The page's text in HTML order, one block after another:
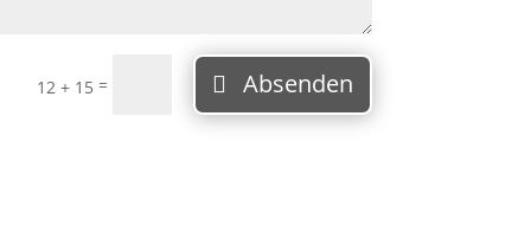
12 + 15 = Absenden